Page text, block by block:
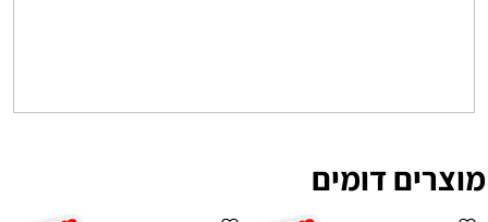
מוצרים דומים